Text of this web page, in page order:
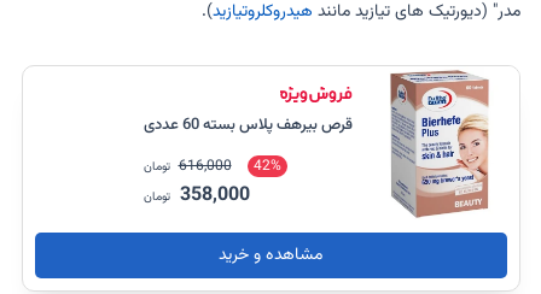
مدر" (دیورتیک های تیازید مانند هیدروکلروتیازید).
قرص بیرهف پلاس بسته 60 عددی
42%
616,000 تومان
358,000 تومان
مشاهده و خرید